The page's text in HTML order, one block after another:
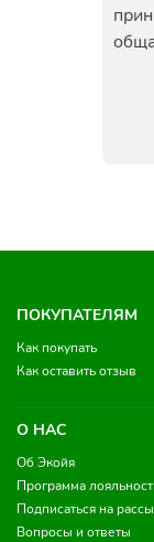
ПОКУПАТЕЛЯМ
Как покупать
Как оставить отзыв
О НАС
Об Экойя
Программа
Подписаться на
Вопросы и ответы